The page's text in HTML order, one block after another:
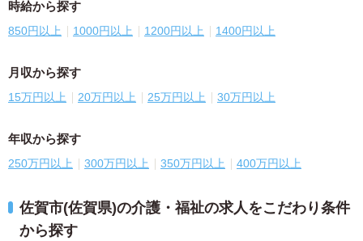
時給から探す
850円以上 1000円以上 1200円以上 1400円以上
月収から探す
15万円以上 20万円以上 25万円以上 30万円以上
年収から探す
250万円以上 300万円以上 350万円以上 400万円以上
佐賀市(佐賀県)の介護・福祉の求人をこだわり条件
から探す